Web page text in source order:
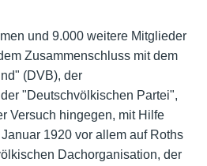
und 9.000 weitere Mitglieder
Zusammenschluss mit dem
(DVB), der
"Deutschvölkischen Partei",
Versuch hingegen, mit Hilfe
1920 vor allem auf Roths
Dachorganisation, der